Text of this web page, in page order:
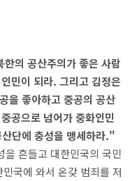
의 공산주의가 좋은 사람
민이 되라. 그리고 김정은
을 좋아하고 중공의 공산
공으로 넘어가 중화인민
단에 충성을 맹세하라."
을 흔들고 대한민국의 국민
국에 와서 온갖 범죄를 저